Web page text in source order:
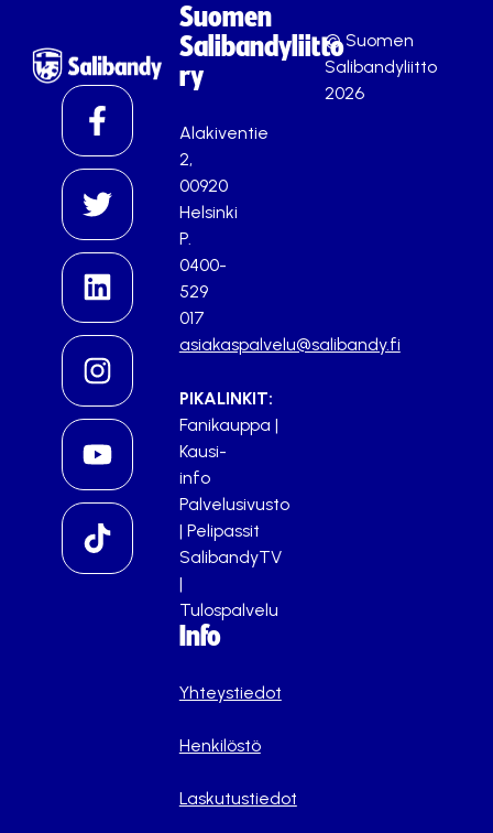
Suomen
Salibandyliitto
ry
Alakiventie
2,
00920
Helsinki
P.
0400-
529
017
asiakaspalvelu@salibandy.fi
PIKALINKIT:
Fanikauppa |
Kausi-
info
Palvelusivusto
| Pelipassit
SalibandyTV
|
Tulospalvelu
Info
Yhteystiedot
Henkilöstö
Laskutustiedot
© Suomen
Salibandyliitto
2026